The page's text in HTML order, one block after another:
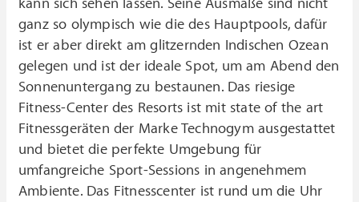
ganz so olympisch wie die des Hauptpools, dafür
ist er aber direkt am glitzernden Indischen Ozean
gelegen und ist der ideale Spot, um am Abend den
Sonnenuntergang zu bestaunen. Das riesige
Fitness-Center des Resorts ist mit state of the art
Fitnessgeräten der Marke Technogym ausgestattet
und bietet die perfekte Umgebung für
umfangreiche Sport-Sessions in angenehmem
Ambiente. Das Fitnesscenter ist rund um die Uhr